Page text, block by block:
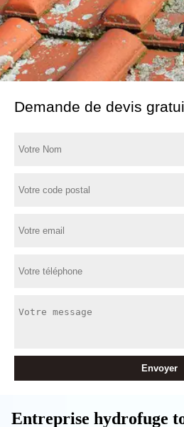
Demande de devis
Entreprise hydrofuge